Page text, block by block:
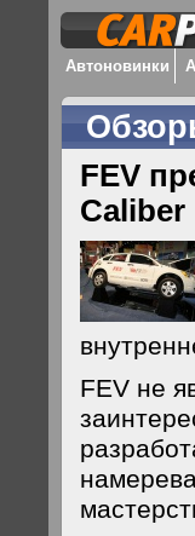
Автоновинки
FEV
Caliber
FEV не